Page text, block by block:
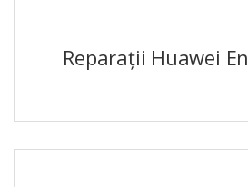
Reparații Huawei